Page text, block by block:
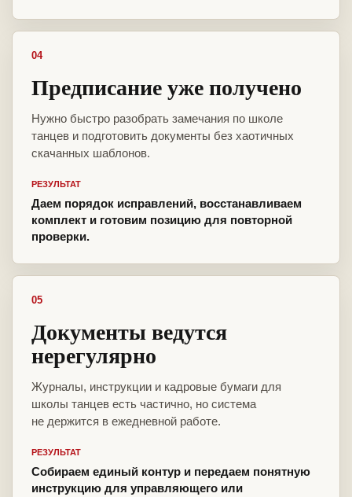
04
Предписание уже получено
Нужно быстро разобрать замечания по школе
танцев и подготовить документы без хаотичных
скачанных шаблонов.
РЕЗУЛЬТАТ
Даем порядок исправлений, восстанавливаем
комплект и готовим позицию для повторной
проверки.
05
Документы ведутся
нерегулярно
Журналы, инструкции и кадровые бумаги для
школы танцев есть частично, но система
не держится в ежедневной работе.
РЕЗУЛЬТАТ
Собираем единый контур и передаем понятную
инструкцию для управляющего или